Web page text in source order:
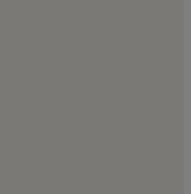
de Lafões
das Termas de São Pedro
Lafões